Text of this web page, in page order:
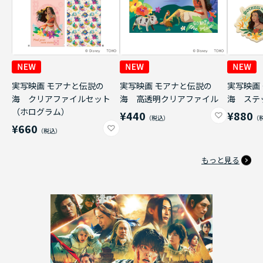
実写映画 モアナと伝説の
海 クリアファイルセット
（ホログラム）
¥660
実写映画 モアナと伝説の
海 高透明クリアファイル
¥440
実写映画
海 ステ
¥880
もっと見る